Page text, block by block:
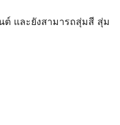
และยังสามารถสุ่มสี สุ่ม